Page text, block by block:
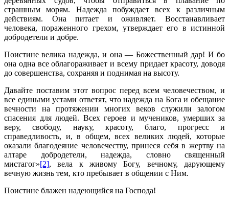
страшным морям. Надежда побуждает всех к различным
действиям. Она питает и оживляет. Восстанавливает
человека, пораженного грехом, утверждает его в истинной
добродетели и добре.
Поистине велика надежда, и она — Божественный дар! И бо
она одна все облагораживает и всему придает красоту, доводя
до совершенства, сохраняя и поднимая на высоту.
Давайте поставим этот вопрос перед всем человечеством, и
все едиными устами ответят, что надежда на Бога и обещание
вечности на протяжении многих веков служили залогом
спасения для людей. Всех героев и мучеников, умерших за
веру, свободу, науку, красоту, благо, прогресс и
справедливость, и, в общем, всех великих людей, которые
оказали благодеяние человечеству, принеся себя в жертву на
алтаре добродетели, надежда, словно священный
мистагог»[2], вела к живому Богу, вечному, дарующему
вечную жизнь тем, кто пребывает в общении с Ним.
Поистине блажен надеющийся на Господа!